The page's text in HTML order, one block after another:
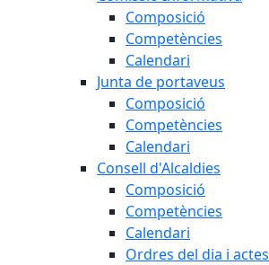
Composició
Competències
Calendari
Junta de portaveus
Composició
Competències
Calendari
Consell d'Alcaldies
Composició
Competències
Calendari
Ordres del dia i actes